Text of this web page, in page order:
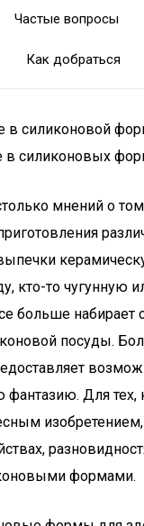
Частые вопросы
Как добраться
силиконовой
силиконовых
мнений о
кто-то чугунную
больше набирает
посуды.
фантазию. Для тех,
формами.